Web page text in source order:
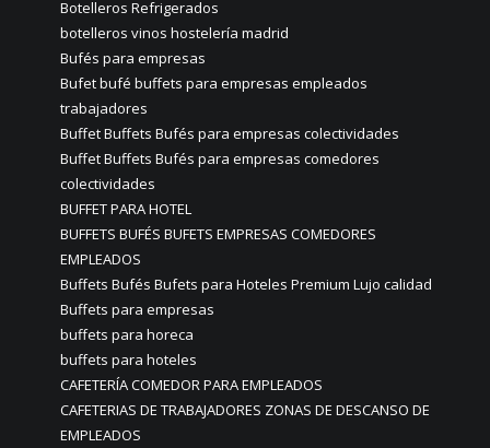
Botelleros Refrigerados
botelleros vinos hostelería madrid
Bufés para empresas
Bufet bufé buffets para empresas empleados
trabajadores
Buffet Buffets Bufés para empresas colectividades
Buffet Buffets Bufés para empresas comedores
colectividades
BUFFET PARA HOTEL
BUFFETS BUFÉS BUFETS EMPRESAS COMEDORES
EMPLEADOS
Buffets Bufés Bufets para Hoteles Premium Lujo calidad
Buffets para empresas
buffets para horeca
buffets para hoteles
CAFETERÍA COMEDOR PARA EMPLEADOS
CAFETERIAS DE TRABAJADORES ZONAS DE DESCANSO DE
EMPLEADOS